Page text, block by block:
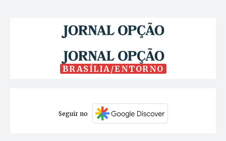
BRASÍLIA/ENTORNO
Seguir no